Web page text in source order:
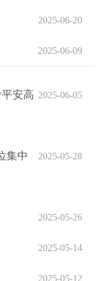
2025-06-20
2025-06-09
安高 2025-06-05
集中 2025-05-28
2025-05-26
2025-05-14
2025-05-12